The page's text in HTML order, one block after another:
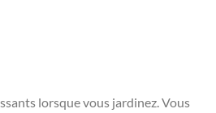
lorsque vous jardinez. Vous